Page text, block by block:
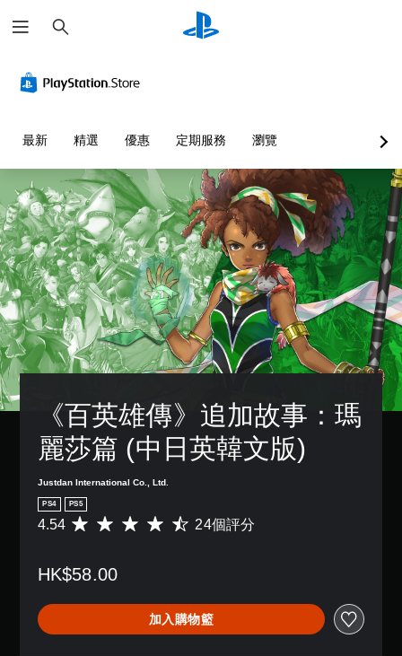
尋
最新 精選 優惠 定期服務 瀏覽
《百英雄傳》追加故事：瑪
麗莎篇 (中日英韓文版)
Justdan International Co., Ltd.
PS4 PS5
平
分
4
.
4.54 24個評分
HK$58.00
加入購物籃